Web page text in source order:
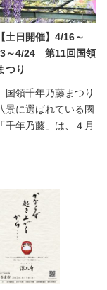
土日開催】4/16～
～4/24 第11回国領
つり
領千年乃藤まつり
景に選ばれている國
千年乃藤」は、４月